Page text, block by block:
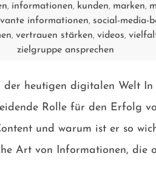
, informationen, kunden, marken,
informationen, social-media-
, vertrauen stärken, videos,
zielgruppe ansprechen
der heutigen digitalen Welt
Rolle für den Erfolg
und warum ist er so
Art von Informationen, die